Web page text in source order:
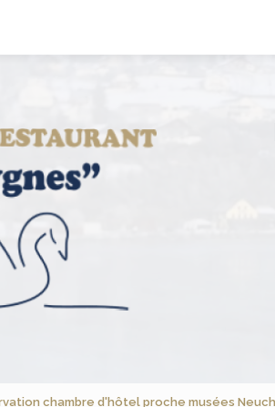
chambre d'hôtel proche musées